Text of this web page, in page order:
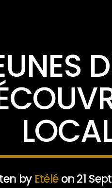
by Etéléon 21